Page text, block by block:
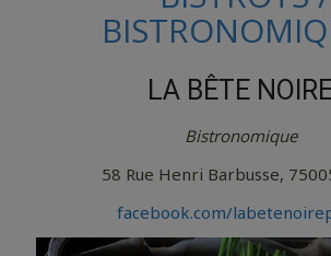
LA BÊTE
Bistronomique
58 Rue Henri Barbusse,
facebook.com/